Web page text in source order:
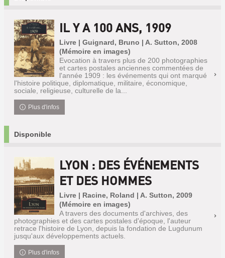
IL Y A 100 ANS, 1909
Livre | Guignard, Bruno | A. Sutton, 2008
(Mémoire en images)
Evocation à travers plus de 200 photographies
et cartes postales anciennes commentées de
l'année 1909 : les événements qui ont marqué
l'histoire politique, diplomatique, militaire, économique,
sociale, religieuse, culturelle de la...
Plus d'infos
Disponible
LYON : DES ÉVÉNEMENTS
ET DES HOMMES
Livre | Racine, Roland | A. Sutton, 2009
(Mémoire en images)
A travers des documents d'archives, des
photographies et des cartes postales d'époque, l'auteur
retrace l'histoire de Lyon, depuis la fondation de Lugdunum
jusqu'aux développements actuels.
Plus d'infos